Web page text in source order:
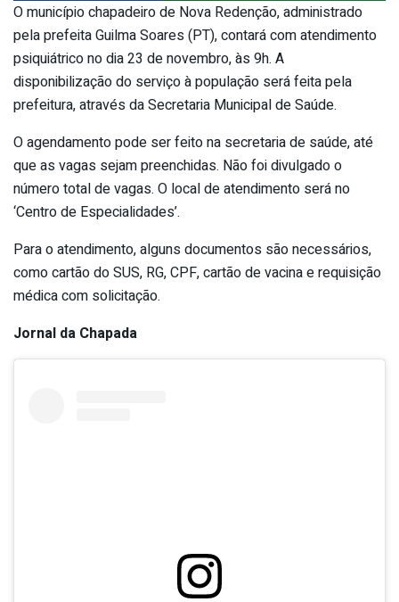
O município chapadeiro de Nova Redenção, administrado
pela prefeita Guilma Soares (PT), contará com atendimento
psiquiátrico no dia 23 de novembro, às 9h. A
disponibilização do serviço à população será feita pela
prefeitura, através da Secretaria Municipal de Saúde.
O agendamento pode ser feito na secretaria de saúde, até
que as vagas sejam preenchidas. Não foi divulgado o
número total de vagas. O local de atendimento será no
‘Centro de Especialidades’.
Para o atendimento, alguns documentos são necessários,
como cartão do SUS, RG, CPF, cartão de vacina e requisição
médica com solicitação.
Jornal da Chapada